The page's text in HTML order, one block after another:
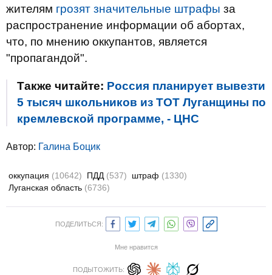
жителям грозят значительные штрафы за
распространение информации об абортах,
что, по мнению оккупантов, является
"пропагандой".
Также читайте: Россия планирует вывезти
5 тысяч школьников из ТОТ Луганщины по
кремлевской программе, - ЦНС
Автор: Галина Боцик
оккупация (10642) ПДД (537) штраф (1330)
Луганская область (6736)
ПОДЕЛИТЬСЯ:
Мне нравится
ПОДЫТОЖИТЬ: